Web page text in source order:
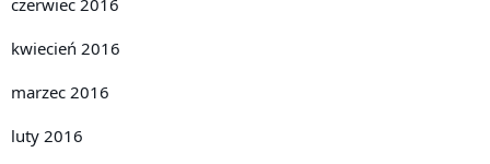
kwiecień 2016
marzec 2016
luty 2016